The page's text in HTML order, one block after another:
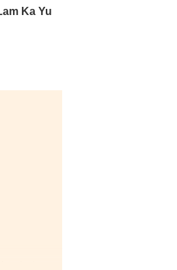
Ka Yu
憑課程